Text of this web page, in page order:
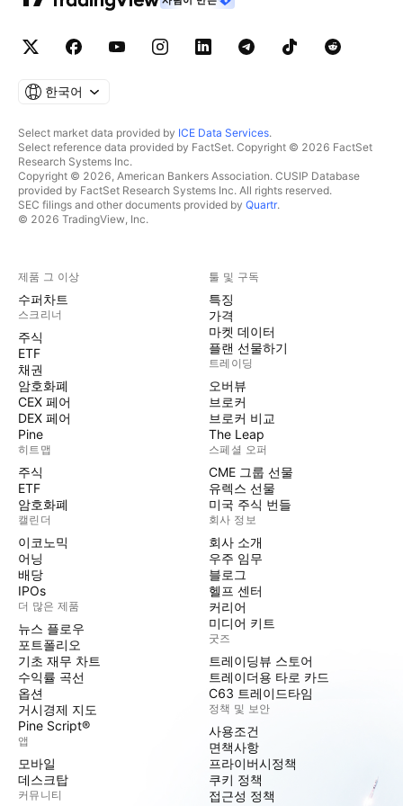
한국어
Select market data provided by ICE Data Services.
Select reference data provided by FactSet. Copyright © 2026 FactSet
Research Systems Inc.
Copyright © 2026, American Bankers Association. CUSIP Database
provided by FactSet Research Systems Inc. All rights reserved.
SEC filings and other documents provided by Quartr.
© 2026 TradingView, Inc.
제품 그 이상
수퍼차트
스크리너
주식
ETF
채권
암호화폐
CEX 페어
DEX 페어
Pine
히트맵
주식
ETF
암호화폐
캘린더
이코노믹
어닝
배당
IPOs
더 많은 제품
뉴스 플로우
포트폴리오
기초 재무 차트
수익률 곡선
옵션
거시경제 지도
Pine Script®
앱
모바일
데스크탑
커뮤니티
툴 및 구독
특징
가격
마켓 데이터
플랜 선물하기
트레이딩
오버뷰
브로커
브로커 비교
The Leap
스페셜 오퍼
CME 그룹 선물
유렉스 선물
미국 주식 번들
회사 정보
회사 소개
우주 임무
블로그
헬프 센터
커리어
미디어 키트
굿즈
트레이딩뷰 스토어
트레이더용 타로 카드
C63 트레이드타임
정책 및 보안
사용조건
면책사항
프라이버시정책
쿠키 정책
접근성 정책